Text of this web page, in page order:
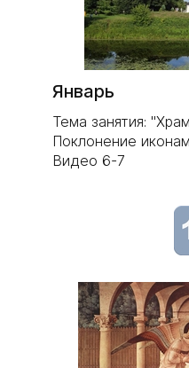
Январь
Тема занятия:
Поклонение
Видео 6-7